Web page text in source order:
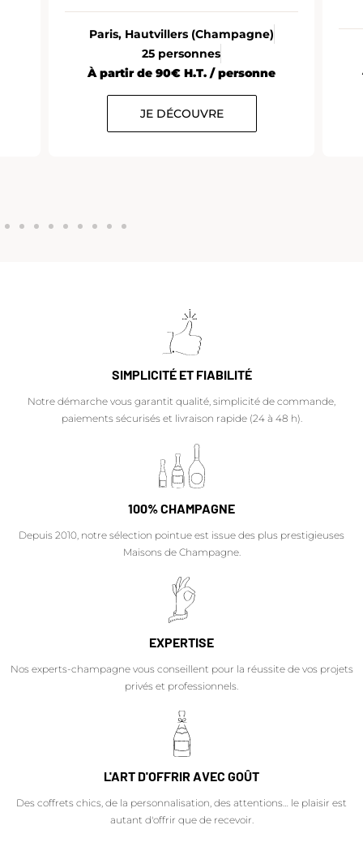
Paris, Hautvillers (Champagne)
25 personnes
À partir de 90€ H.T. / personne
JE DÉCOUVRE
SIMPLICITÉ ET FIABILITÉ
Notre démarche vous garantit qualité, simplicité de commande,
paiements sécurisés et livraison rapide (24 à 48 h).
100% CHAMPAGNE
Depuis 2010, notre sélection pointue est issue des plus prestigieuses
Maisons de Champagne.
EXPERTISE
Nos experts-champagne vous conseillent pour la réussite de vos projets
privés et professionnels.
L'ART D'OFFRIR AVEC GOÛT
Des coffrets chics, de la personnalisation, des attentions… le plaisir est
autant d'offrir que de recevoir.